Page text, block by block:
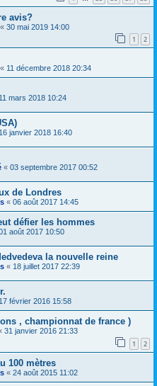
avis?
« 30 mai 2019 14:00
1 2
« 11 décembre 2018 20:34
11 mars 2018 10:24
16 janvier 2018 16:40
« 03 septembre 2017 00:52
de Londres
« 06 août 2017 14:45
défier les hommes
août 2017 10:50
la nouvelle reine
« 18 juillet 2017 22:39
17 février 2016 15:58
, championnat de france )
31 janvier 2016 21:33
1 2
100 mètres
« 24 août 2015 11:02